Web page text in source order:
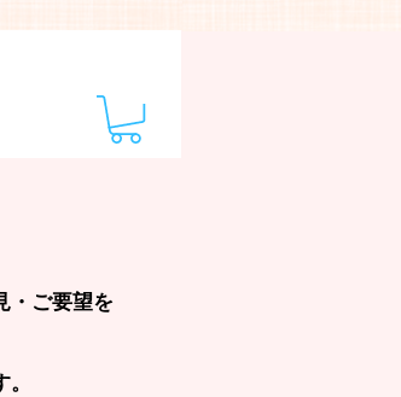
・ご要望を